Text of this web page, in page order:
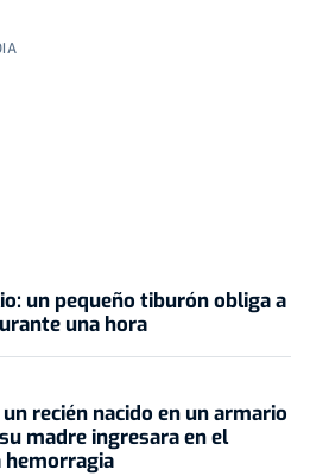
un pequeño tiburón obliga a
una hora
recién nacido en un armario
madre ingresara en el